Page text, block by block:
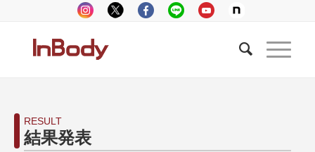
RESULT
結果発表